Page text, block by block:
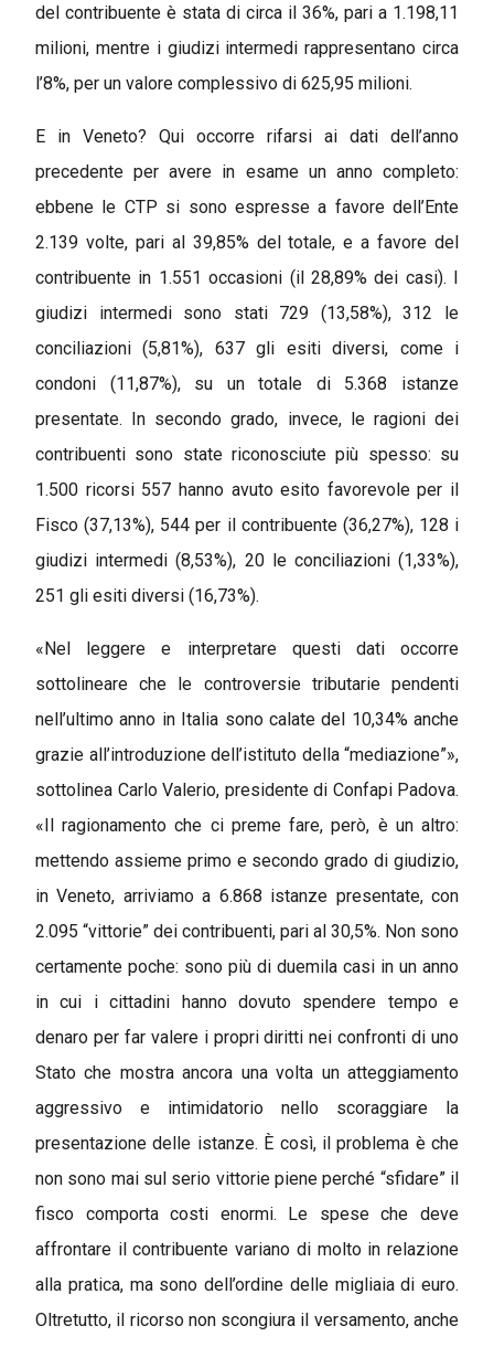
del contribuente è stata di circa il 36%, pari a 1.198,11
milioni, mentre i giudizi intermedi rappresentano circa
l’8%, per un valore complessivo di 625,95 milioni.
E in Veneto? Qui occorre rifarsi ai dati dell’anno
precedente per avere in esame un anno completo:
ebbene le CTP si sono espresse a favore dell’Ente
2.139 volte, pari al 39,85% del totale, e a favore del
contribuente in 1.551 occasioni (il 28,89% dei casi). I
giudizi intermedi sono stati 729 (13,58%), 312 le
conciliazioni (5,81%), 637 gli esiti diversi, come i
condoni (11,87%), su un totale di 5.368 istanze
presentate. In secondo grado, invece, le ragioni dei
contribuenti sono state riconosciute più spesso: su
1.500 ricorsi 557 hanno avuto esito favorevole per il
Fisco (37,13%), 544 per il contribuente (36,27%), 128 i
giudizi intermedi (8,53%), 20 le conciliazioni (1,33%),
251 gli esiti diversi (16,73%).
«Nel leggere e interpretare questi dati occorre
sottolineare che le controversie tributarie pendenti
nell’ultimo anno in Italia sono calate del 10,34% anche
grazie all’introduzione dell’istituto della “mediazione”»,
sottolinea Carlo Valerio, presidente di Confapi Padova.
«Il ragionamento che ci preme fare, però, è un altro:
mettendo assieme primo e secondo grado di giudizio,
in Veneto, arriviamo a 6.868 istanze presentate, con
2.095 “vittorie” dei contribuenti, pari al 30,5%. Non sono
certamente poche: sono più di duemila casi in un anno
in cui i cittadini hanno dovuto spendere tempo e
denaro per far valere i propri diritti nei confronti di uno
Stato che mostra ancora una volta un atteggiamento
aggressivo e intimidatorio nello scoraggiare la
presentazione delle istanze. È così, il problema è che
non sono mai sul serio vittorie piene perché “sfidare” il
fisco comporta costi enormi. Le spese che deve
affrontare il contribuente variano di molto in relazione
alla pratica, ma sono dell’ordine delle migliaia di euro.
Oltretutto, il ricorso non scongiura il versamento, anche